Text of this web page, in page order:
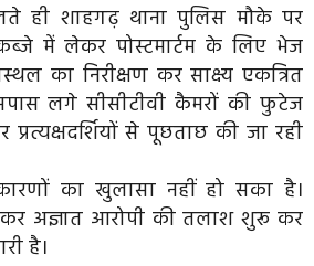
ही शाहगढ़ थाना पुलिस मौके पर
में लेकर पोस्टमार्टम के लिए भेज
का निरीक्षण कर साक्ष्य एकत्रित
लगे सीसीटीवी कैमरों की फुटेज
से पूछताछ की जा रही
का खुलासा नहीं हो सका है।
अज्ञात आरोपी की तलाश शुरू कर
है।